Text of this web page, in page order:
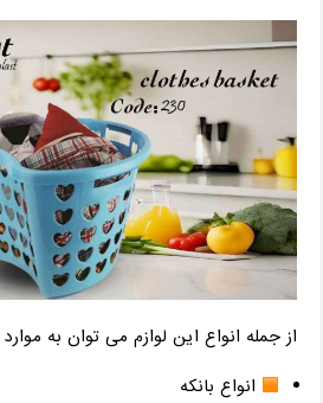
از جمله انواع این لوازم می توان به موارد
انواع بانکه